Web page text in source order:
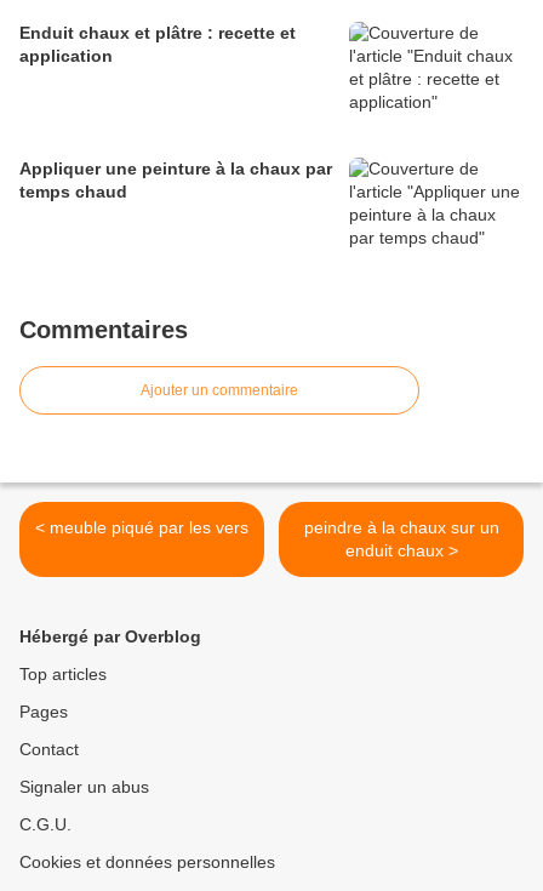
Enduit chaux et plâtre : recette et
application
Appliquer une peinture à la chaux par
temps chaud
Commentaires
Ajouter un commentaire
< meuble piqué par les vers
peindre à la chaux sur un
enduit chaux >
Hébergé par Overblog
Top articles
Pages
Contact
Signaler un abus
C.G.U.
Cookies et données personnelles